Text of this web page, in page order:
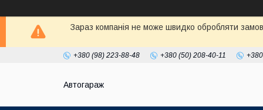
Зараз компанія не може швидко обробляти
+380 (98) 223-88-48 +380 (50) 208-40-11
Автогараж